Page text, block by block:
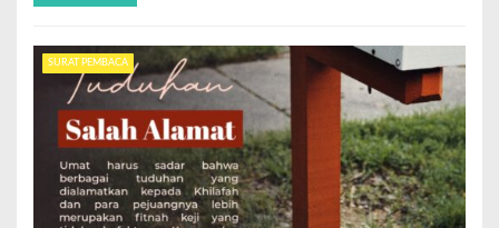
SURAT PEMBACA